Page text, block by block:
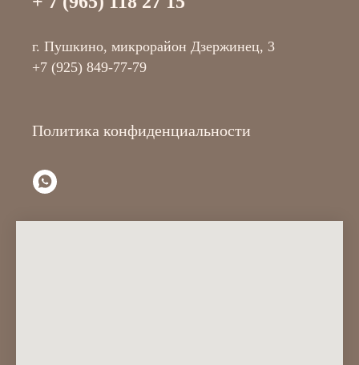
г. Пушкино, микрорайон Дзержинец, 3
+7 (925) 849-77-79
Политика конфиденциальности